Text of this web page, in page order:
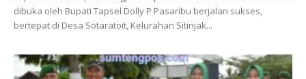
dibuka oleh Bupati Tapsel Dolly P Pasaribu berjalan sukses,
bertepat di Desa Sotaratoit, Kelurahan Sitinjak...